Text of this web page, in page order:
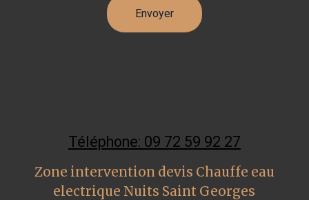
Téléphone: 09 72 59 92 27
Zone intervention devis Chauffe eau
electrique Nuits Saint Georges